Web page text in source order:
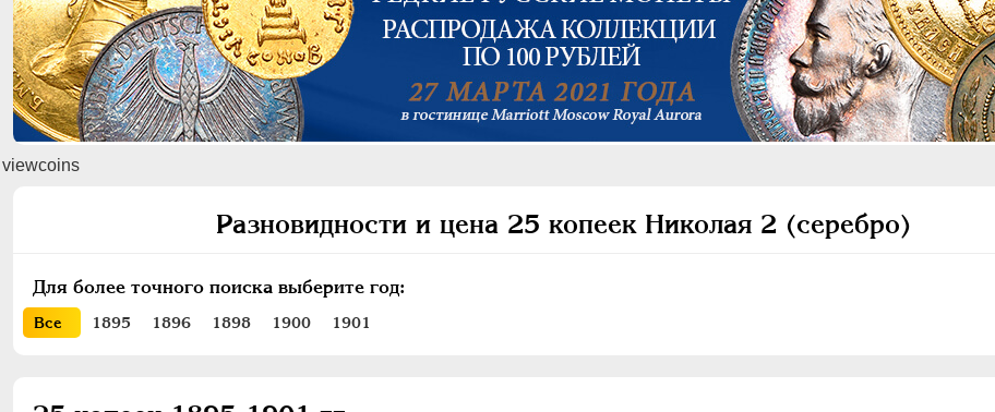
viewcoins
Разновидности и цена 25 копеек Николая 2 (серебро)
Для более точного поиска выберите год:
Все 1895 1896 1898 1900 1901